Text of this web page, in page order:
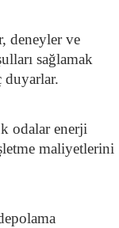
deneyler ve
sağlamak
duyarlar.
odalar enerji
maliyetlerini